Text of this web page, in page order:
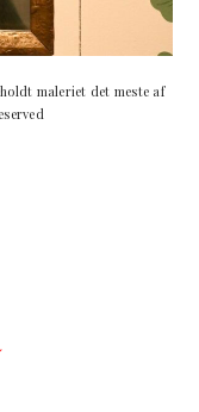
maleriet det meste af